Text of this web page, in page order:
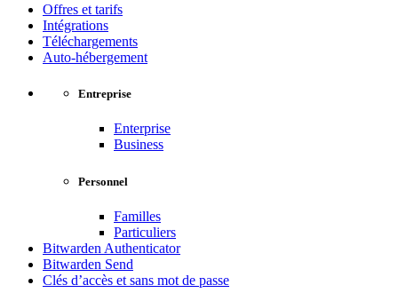
Offres et tarifs
Intégrations
Téléchargements
Auto-hébergement
Entreprise
Enterprise
Business
Personnel
Familles
Particuliers
Bitwarden Authenticator
Bitwarden Send
Clés d’accès et sans mot de passe